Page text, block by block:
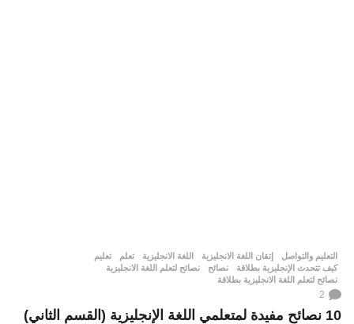
التعليم والتواصل إتقان اللغة الانجليزية ,
اللغة الانجليزية ,
تعلم ,
تعليم
كيف تتحدث الإنجليزية بطلاقة
,
نصائح ,
نصائح لتعلم اللغة الانجليزية
نصائح لتعلم اللغة الانجليزية بطلاقة
2
10 نصائح مفيدة لمتعلمي اللغة الإنجليزية (القسم الثاني)